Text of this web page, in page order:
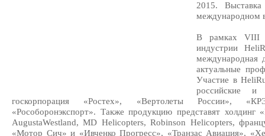
2015.
международном
В рамках VIII
индустрии
международная
актуальные
Участие в
российские и
госкорпорация «Ростех», «Вертолеты России»,
«Рособоронэкспорт». Также продукцию представят холдинг
AugustaWestland, MD Helicopters, Robinson Helicopters,
«Мотор Сич» и «Ивченко Прогресс», «Транзас Авиация»,